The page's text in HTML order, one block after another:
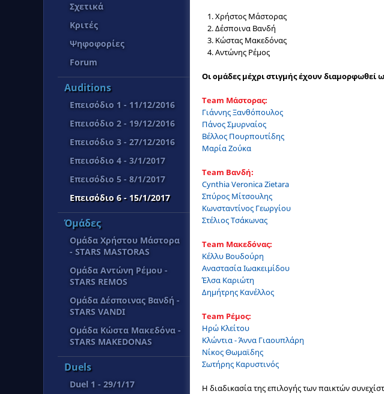
Σχετικά
Κριτές
Ψηφοφορίες
Forum
Auditions
Επεισόδιο 1 - 11/12/2016
Επεισόδιο 2 - 19/12/2016
Επεισόδιο 3 - 27/12/2016
Επεισόδιο 4 - 3/1/2017
Επεισόδιο 5 - 8/1/2017
Επεισόδιο 6 - 15/1/2017
Όμάδες
Ομάδα Χρήστου Μάστορα
- STARS MASTORAS
Ομάδα Αντώνη Ρέμου -
STARS REMOS
Ομάδα Δέσποινας Βανδή -
STARS VANDI
Όμάδα Κώστα Μακεδόνα -
STARS MAKEDONAS
Duels
Duel 1 - 29/1/17
Χρήστος Μάστορας
Δέσποινα Βανδή
Κώστας Μακεδόνας
Αντώνης Ρέμος
Οι ομάδες μέχρι στιγμής έχουν διαμορφωθεί
Team Μάστορας:
Γιάννης Ξανθόπουλος
Πάνος Σμυρναίος
Βέλλος Πουρπουτίδης
Μαρία Ζούκα
Team Βανδή:
Cynthia Veronica Zietara
Σπύρος Μίτσουλης
Κωνσταντίνος Γεωργίου
Στέλιος Τσάκωνας
Team Μακεδόνας:
Κέλλυ Βουδούρη
Αναστασία Ιωακειμίδου
Έλσα Καριώτη
Δημήτρης Κανέλλος
Team Ρέμος:
Ηρώ Κλείτου
Κλώντια - Άννα Γιαουπλάρη
Νίκος Θωμαϊδης
Σωτήρης Καρυστινός
Η διαδικασία της επιλογής των παικτών